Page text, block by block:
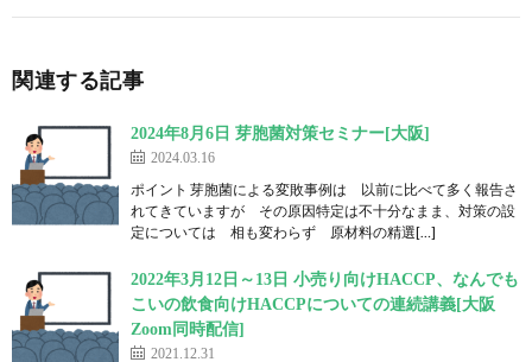
関連する記事
2024年8月6日 芽胞菌対策セミナー[大阪]
2024.03.16
ポイント 芽胞菌による変敗事例は 以前に比べて多く報告さ
れてきていますが その原因特定は不十分なまま、対策の設
定については 相も変わらず 原材料の精選[…]
2022年3月12日～13日 小売り向けHACCP、なんでも
こいの飲食向けHACCPについての連続講義[大阪
Zoom同時配信]
2021.12.31